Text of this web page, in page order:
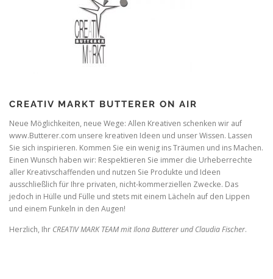
CREATIV MARKT BUTTERER ON AIR
Neue Möglichkeiten, neue Wege: Allen Kreativen schenken wir auf
www.Butterer.com unsere kreativen Ideen und unser Wissen. Lassen
Sie sich inspirieren. Kommen Sie ein wenig ins Träumen und ins Machen.
Einen Wunsch haben wir: Respektieren Sie immer die Urheberrechte
aller Kreativschaffenden und nutzen Sie Produkte und Ideen
ausschließlich für Ihre privaten, nicht-kommerziellen Zwecke. Das
jedoch in Hülle und Fülle und stets mit einem Lächeln auf den Lippen
und einem Funkeln in den Augen!
Herzlich, Ihr CREATIV MARK TEAM mit Ilona Butterer und Claudia Fischer.